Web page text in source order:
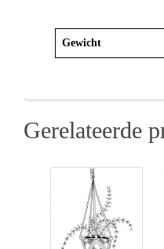
Gewicht
Gerelateerde
View
Details